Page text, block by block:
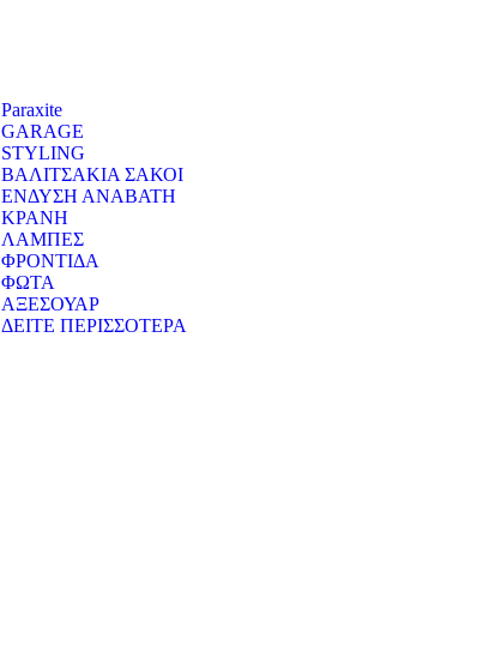
Paraxite
GARAGE
STYLING
ΒΑΛΙΤΣΑΚΙΑ ΣΑΚΟΙ
ΕΝΔΥΣΗ ΑΝΑΒΑΤΗ
ΚΡΑΝΗ
ΛΑΜΠΕΣ
ΦΡΟΝΤΙΔΑ
ΦΩΤΑ
ΑΞΕΣΟΥΑΡ
ΔΕΙΤΕ ΠΕΡΙΣΣΟΤΕΡΑ